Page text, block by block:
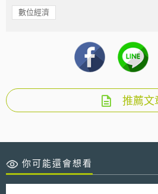
數位經濟
推薦文
你可能還會想看